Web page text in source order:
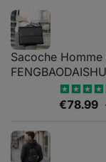
Sacoche
FENGBAODAISHU
Note5.00
€78.99